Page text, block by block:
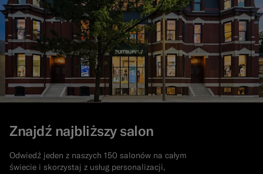
Znajdź najbliższy salon
Odwiedź jeden z naszych 150 salonów na całym
świecie i skorzystaj z usług personalizacji,